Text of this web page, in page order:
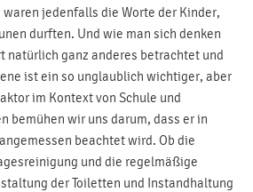
jedenfalls die Worte der Kinder,
durften. Und wie man sich denken
natürlich ganz anderes betrachtet und
ist ein so unglaublich wichtiger, aber
im Kontext von Schule und
bemühen wir uns darum, dass er in
beachtet wird. Ob die
und die regelmäßige
der Toiletten und Instandhaltung